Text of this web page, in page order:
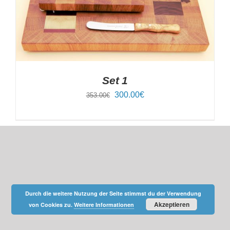
Set 1
353.00€
Ursprünglicher
300.00€Aktueller
Durch die weitere Nutzung der Seite stimmst du der Verwendung
von Cookies zu.Weitere Informationen Akzeptieren